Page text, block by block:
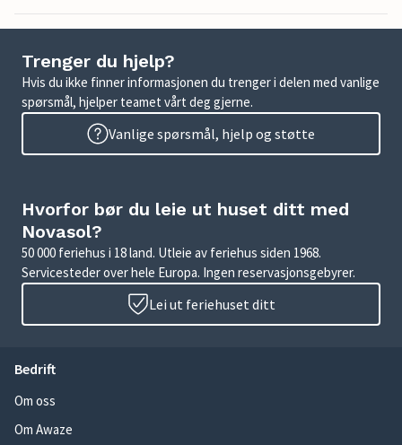
Trenger du hjelp?
Hvis du ikke finner informasjonen du trenger i delen med vanlige
spørsmål, hjelper teamet vårt deg gjerne.
Vanlige spørsmål, hjelp og støtte
Hvorfor bør du leie ut huset ditt med
Novasol?
50 000 feriehus i 18 land. Utleie av feriehus siden 1968.
Servicesteder over hele Europa. Ingen reservasjonsgebyrer.
Lei ut feriehuset ditt
Bedrift
Om oss
Om Awaze